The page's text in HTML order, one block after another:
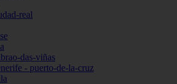
real
das-viñas
- puerto-de-la-cruz